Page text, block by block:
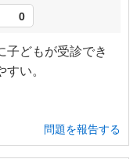
0
子どもが受診でき
い。
問題を報告する